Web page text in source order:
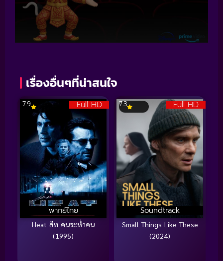
เรื่องอื่นๆที่น่าสนใจ
Full HD
พากย์ไทย
7.9
Heat ฮีท คนระห่ำคน
(1995)
Full HD
Soundtrack
7.3
Small Things Like These
(2024)